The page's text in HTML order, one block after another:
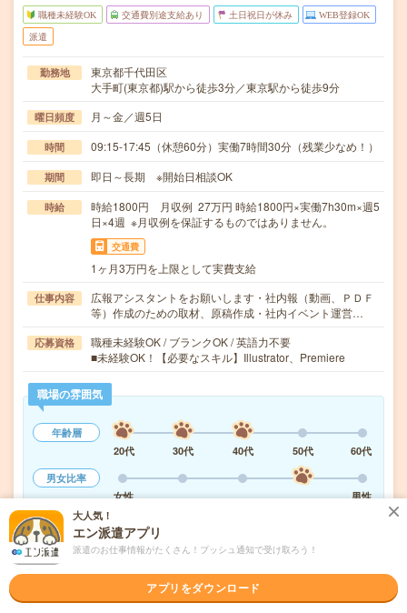
職種未経験OK 交通費別途支給あり 土日祝日が休み WEB登録OK
派遣
勤務地
東京都千代田区
大手町(東京都)駅から徒歩3分／東京駅から徒歩9分
曜日頻度 月～金／週5日
時間 09:15-17:45（休憩60分）実働7時間30分（残業少なめ！）
期間 即日～長期 ※開始日相談OK
時給
時給1800円 月収例 27万円 時給1800円×実働7h30m×週5
日×4週 ※月収例を保証するものではありません。
交通費
1ヶ月3万円を上限として実費支給
仕事内容
広報アシスタントをお願いします・社内報（動画、ＰＤＦ
等）作成のための取材、原稿作成・社内イベント運営…
応募資格
職種未経験OK / ブランクOK / 英語力不要
■未経験OK！【必要なスキル】Illustrator、Premiere
職場の雰囲気
年齢層
20代
30代 40代 50代
60代
男女比率
女性
男性
応募へ進む
大人気！
エン派遣アプリ
派遣のお仕事情報がたくさん！プッシュ通知で受け取ろう！
アプリをダウンロード